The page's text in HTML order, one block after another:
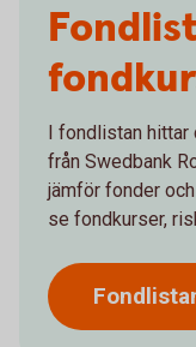
I fondlistan hittar
från Swedbank
jämför fonder
se fondkurser,